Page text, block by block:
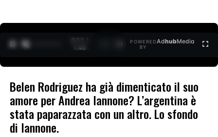
0:12 /
1:40
POWERED
BY
AdhubMedia
Belen Rodriguez ha già dimenticato il suo
amore per Andrea Iannone? L’argentina è
stata paparazzata con un altro. Lo sfondo
di Iannone.